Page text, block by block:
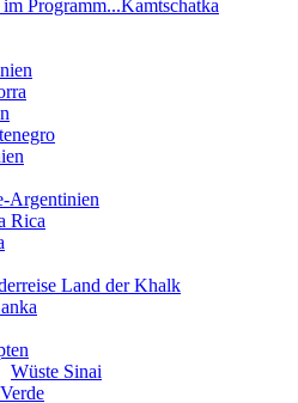
Programm...Kamtschatka
Argentinien
Rica
Land der Khalk
Wüste Sinai